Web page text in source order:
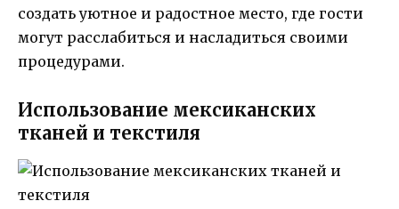
создать уютное и радостное место, где гости
могут расслабиться и насладиться своими
процедурами.
Использование мексиканских
тканей и текстиля